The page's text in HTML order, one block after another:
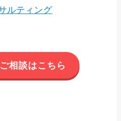
ルティング
相談はこちら